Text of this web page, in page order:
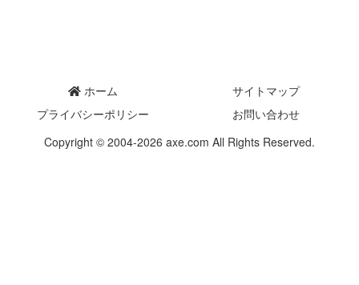
ホーム
サイトマップ
プライバシーポリシー
お問い合わせ
Copyright © 2004-2026 axe.com All Rights Reserved.